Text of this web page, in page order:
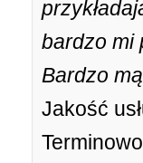
bardzo mi
Bardzo
Jakość